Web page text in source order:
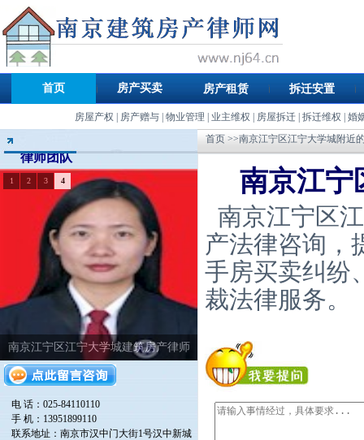
首页 房产买卖 房产租赁 拆迁安置
房屋产权 房产赠与| 物业管理 业主维权 房屋拆迁| 拆迁维权 婚
律师团队
南京江宁区江宁大学城建筑房产律师
1 2 3 4
电 话：025-84110110
手 机：13951899110
联系地址：南京市汉中门大街1号汉中新城
首页 >>南京江宁区江宁大学城附近
南京江宁
南京江宁区
产法律咨询，
手房买卖纠纷
裁法律服务。